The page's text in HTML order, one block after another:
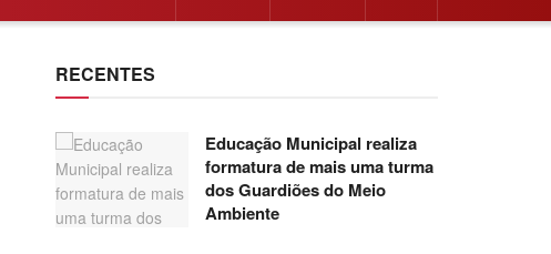
RECENTES
Educação Municipal realiza
formatura de mais uma turma
dos Guardiões do Meio
Ambiente